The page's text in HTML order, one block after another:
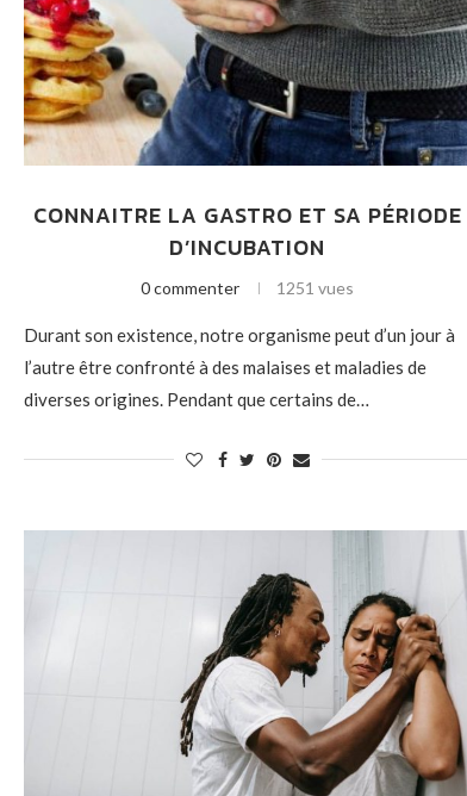
CONNAITRE LA GASTRO ET SA PÉRIODE
D’INCUBATION
0 commenter 1251 vues
Durant son existence, notre organisme peut d’un jour à
l’autre être confronté à des malaises et maladies de
diverses origines. Pendant que certains de…